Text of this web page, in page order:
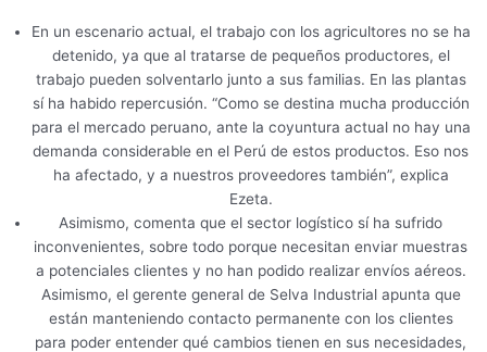
En un escenario actual, el trabajo con los agricultores no se ha
detenido, ya que al tratarse de pequeños productores, el
trabajo pueden solventarlo junto a sus familias. En las plantas
sí ha habido repercusión. “Como se destina mucha producción
para el mercado peruano, ante la coyuntura actual no hay una
demanda considerable en el Perú de estos productos. Eso nos
ha afectado, y a nuestros proveedores también”, explica
Ezeta.
Asimismo, comenta que el sector logístico sí ha sufrido
inconvenientes, sobre todo porque necesitan enviar muestras
a potenciales clientes y no han podido realizar envíos aéreos.
Asimismo, el gerente general de Selva Industrial apunta que
están manteniendo contacto permanente con los clientes
para poder entender qué cambios tienen en sus necesidades,